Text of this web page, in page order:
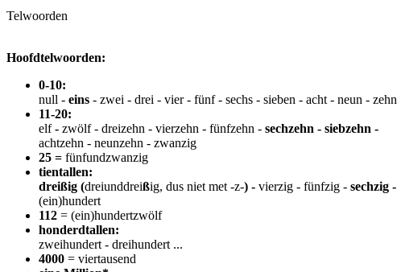
Telwoorden
Hoofdtelwoorden:
0-10:
null - eins - zwei - drei - vier - fünf - sechs - sieben - acht - neun - zehn
11-20:
elf- zwölf - dreizehn - vierzehn - fünfzehn - sechzehn - siebzehn -
achtzehn - neunzehn - zwanzig
25 = fünfundzwanzig
tientallen:
dreißig (dreiunddreißig, dus niet met -z-) - vierzig - fünfzig - sechzig -
(ein)hundert
112 = (ein)hundertzwölf
honderdtallen:
zweihundert - dreihundert ...
4000 = viertausend